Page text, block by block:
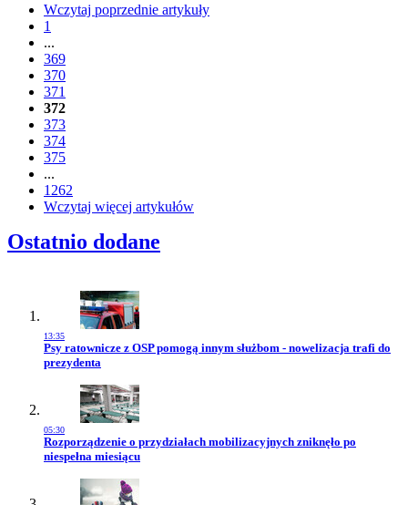
Wczytaj poprzednie artykuły
1
...
369
370
371
372
373
374
375
...
1262
Wczytaj więcej artykułów
Ostatnio dodane
13:35
Przejdź do artykułu:
Psy ratownicze z OSP pomogą innym służbom - nowelizacja trafi do
prezydenta
05:30
Przejdź do artykułu:
Rozporządzenie o przydziałach mobilizacyjnych zniknęło po
niespełna miesiącu